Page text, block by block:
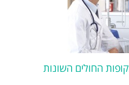
החולים השונות